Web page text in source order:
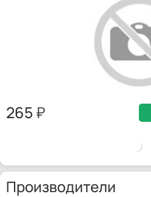
265
Производители